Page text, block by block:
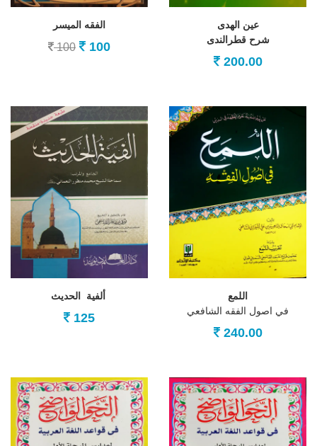
الفقه الميسر
100 100
عين الهدى
شرح قطرالندى
200.00
ألفية الحديث
125
اللمع
في اصول الفقه الشافعي
240.00